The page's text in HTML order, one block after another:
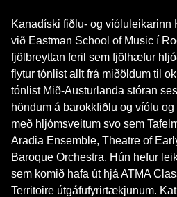
Kanadíski fiðlu- og víóluleikarinn
við Eastman School of Music í
fjölbreyttan feril sem fjölhæfur
flytur tónlist allt frá miðöldum til
tónlist Mið-Austurlanda stóran
höndum á barokkfiðlu og víólu
með hljómsveitum svo sem
Aradia Ensemble, Theatre of
Baroque Orchestra. Hún hefur
sem komið hafa út hjá ATMA
Territoire útgáfufyrirtækjunum.